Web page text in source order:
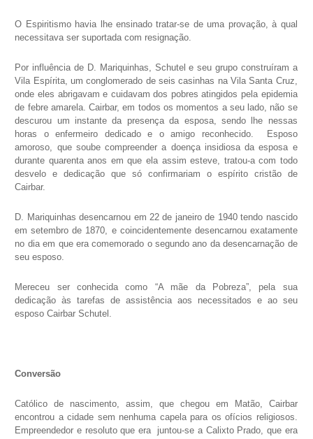
O Espiritismo havia lhe ensinado tratar-se de uma provação, à qual
necessitava ser suportada com resignação.
Por influência de D. Mariquinhas, Schutel e seu grupo construíram a
Vila Espírita, um conglomerado de seis casinhas na Vila Santa Cruz,
onde eles abrigavam e cuidavam dos pobres atingidos pela epidemia
de febre amarela. Cairbar, em todos os momentos a seu lado, não se
descurou um instante da presença da esposa, sendo lhe nessas
horas o enfermeiro dedicado e o amigo reconhecido. Esposo
amoroso, que soube compreender a doença insidiosa da esposa e
durante quarenta anos em que ela assim esteve, tratou-a com todo
desvelo e dedicação que só confirmariam o espírito cristão de
Cairbar.
D. Mariquinhas desencarnou em 22 de janeiro de 1940 tendo nascido
em setembro de 1870, e coincidentemente desencarnou exatamente
no dia em que era comemorado o segundo ano da desencarnação de
seu esposo.
Mereceu ser conhecida como “A mãe da Pobreza”, pela sua
dedicação às tarefas de assistência aos necessitados e ao seu
esposo Cairbar Schutel.
Conversão
Católico de nascimento, assim, que chegou em Matão, Cairbar
encontrou a cidade sem nenhuma capela para os ofícios religiosos.
Empreendedor e resoluto que era juntou-se a Calixto Prado, que era